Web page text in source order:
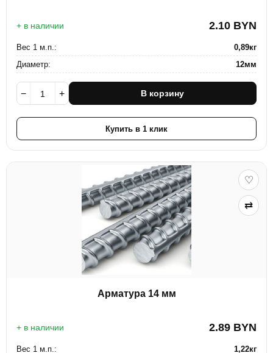
+ в наличии 2.10 BYN
Вес 1 м.п.:
0,89кг
Диаметр:
12мм
− + В корзину
Купить в 1 клик
♡
⇄
Арматура 14 мм
+ в наличии 2.89 BYN
Вес 1 м.п.:
1,22кг